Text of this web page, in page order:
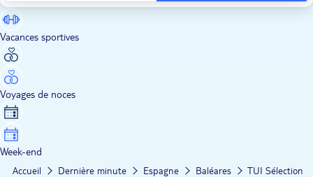
Vacances sportives
Voyages de noces
Week-end
Accueil Dernière minute Espagne Baléares TUI Sélection